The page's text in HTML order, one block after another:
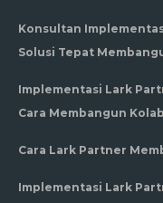
Konsultan
Solusi Tepat
Implementasi Lark
Cara Membangun
Cara Lark Partner
Implementasi Lark